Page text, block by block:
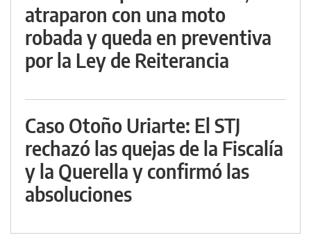
atraparon con una moto
robada y queda en preventiva
por la Ley de Reiterancia
Caso Otoño Uriarte: El STJ
rechazó las quejas de la Fiscalía
y la Querella y confirmó las
absoluciones